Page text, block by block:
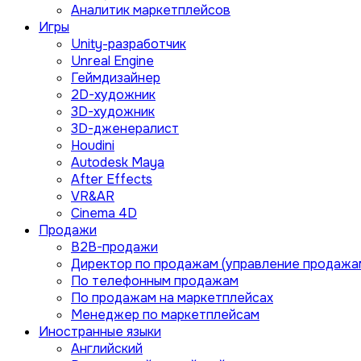
Аналитик маркетплейсов
Игры
Unity-разработчик
Unreal Engine
Геймдизайнер
2D-художник
3D-художник
3D-дженералист
Houdini
Autodesk Maya
After Effects
VR&AR
Cinema 4D
Продажи
B2B-продажи
Директор по продажам (управление
По телефонным продажам
По продажам на маркетплейсах
Менеджер по маркетплейсам
Иностранные языки
Английский